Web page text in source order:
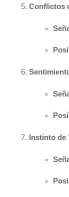
Conflictos
Instinto